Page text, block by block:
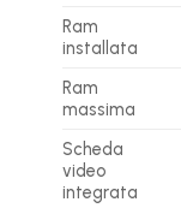
Ram
installata
Ram
massima
Scheda
video
integrata